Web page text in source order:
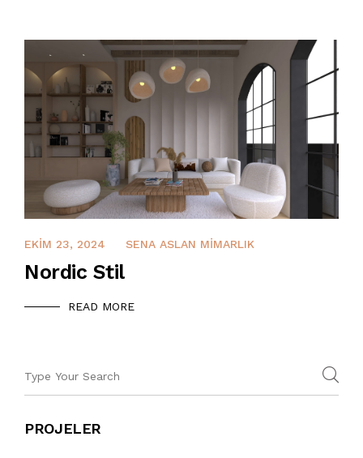
ARALIK 14, 2021
EKIM 23, 2024 SENA ASLAN MIMARLIK
Nordic Stil
READ MORE
PROJELER